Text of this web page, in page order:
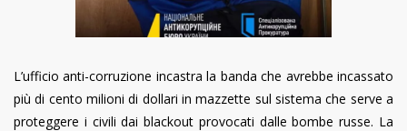
L’ufficio anti-corruzione incastra la banda che avrebbe incassato
più di cento milioni di dollari in mazzette sul sistema che serve a
proteggere i civili dai blackout provocati dalle bombe russe. La